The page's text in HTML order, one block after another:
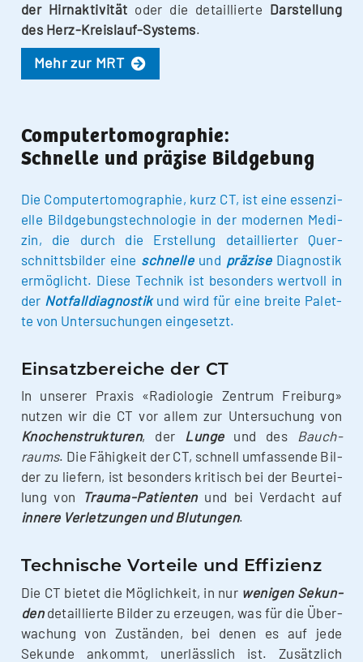
der Hirn­ak­ti­vi­tät oder die detail­lier­te Dar­stel­lung
des Herz-Kreis­lauf-Sys­­tems.
Mehr zur MRT
Computertomographie:
Schnelle und präzise Bildgebung
Die Com­pu­ter­to­mo­gra­phie, kurz CT, ist eine essen­zi­
el­le Bild­ge­bungs­tech­no­lo­gie in der moder­nen Medi­
zin, die durch die Erstel­lung detail­lier­ter Quer­
schnitts­bil­der eine schnel­leund prä­zi­seDia­gnos­tik
ermög­licht. Die­se Tech­nik ist beson­ders wert­voll in
der Not­fall­dia­gnos­tikund wird für eine brei­te Palet­
te von Unter­su­chun­gen eingesetzt.
Einsatzbereiche der CT
In unse­rer Pra­xis «Radio­lo­gie Zen­trum Frei­burg»
nut­zen wir die CT vor allem zur Unter­su­chung von
Kno­chen­struk­tu­ren, der Lun­geund des
Bauch­
raums. Die Fähig­keit der CT, schnell umfas­sen­de Bil­
der zu lie­fern, ist beson­ders kri­tisch bei der Beur­tei­
lung von
Trau­­ma-Pati­en­­tenund bei Ver­dacht auf
inne­re Ver­let­zun­gen und Blu­tun­gen.
Technische Vorteile und Effizienz
Die CT bie­tet die Mög­lich­keit, in nur weni­gen Sekun­
dendetail­lier­te Bil­der zu erzeu­gen, was für die Über­
wa­chung von Zustän­den, bei denen es auf jede
Sekun­de ankommt, uner­läss­lich ist. Zusätz­lich